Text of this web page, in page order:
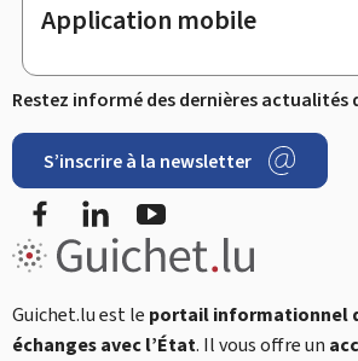
Application mobile
Restez informé des dernières actualités
S’inscrire à la newsletter
FacebookLinkedIn
Guichet.lu est le portail informationnel
échanges avec l’État. Il vous offre un